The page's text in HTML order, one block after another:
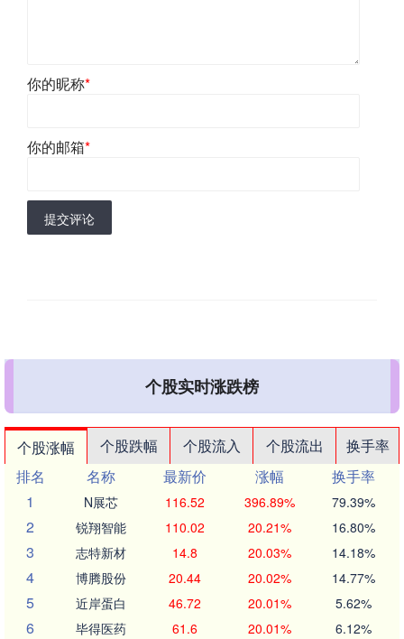
你的昵称*
你的邮箱*
提交评论
个股实时涨跌榜
个股涨幅 个股跌幅 个股流入 个股流出
换手率
排名
名称 最新价 涨幅
换手率
1
N展芯 116.52 396.89% 79.39%
2 锐翔智能 110.02 20.21% 16.80%
3 志特新材 14.8 20.03% 14.18%
4 博腾股份 20.44 20.02% 14.77%
5 近岸蛋白 46.72 20.01% 5.62%
6 毕得医药 61.6 20.01% 6.12%